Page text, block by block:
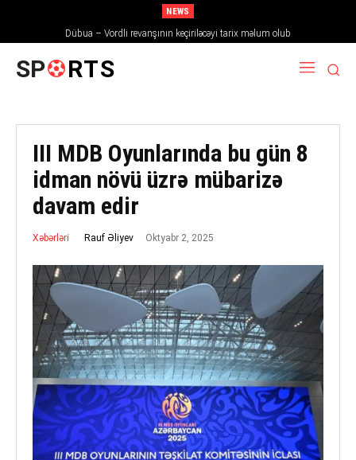
NEWS
Dübua – Vordli revanşının keçiriləcəyi tarix məlum olub
SP RTS
III MDB Oyunlarında bu gün 8
idman növü üzrə mübarizə
davam edir
Xəbərləri Rauf Əliyev Oktyabr 2, 2025